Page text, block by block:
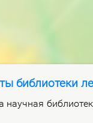
библиотеки